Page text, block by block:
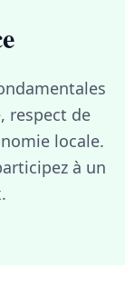
respect de
locale.
à un